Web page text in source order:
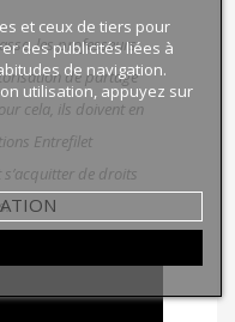
les professeurs
de partage
cela, ils doivent en
Entrefilet
s’acquitter de droits
et ceux de tiers pour
des publicités liées à
de navigation.
utilisation, appuyez sur